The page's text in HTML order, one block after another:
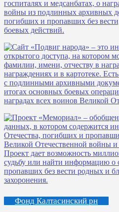
Фонд Калтасинский рн